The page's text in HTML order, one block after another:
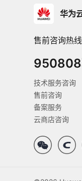
华为
售前咨询热线
950808
技术服务咨询
售前咨询
备案服务
云商店咨询